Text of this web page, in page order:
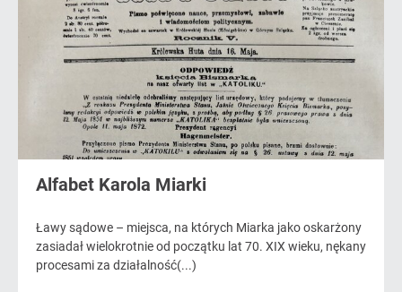
Alfabet Karola Miarki
Ławy sądowe – miejsca, na których Miarka jako oskarżony
zasiadał wielokrotnie od początku lat 70. XIX wieku, nękany
procesami za działalność(...)